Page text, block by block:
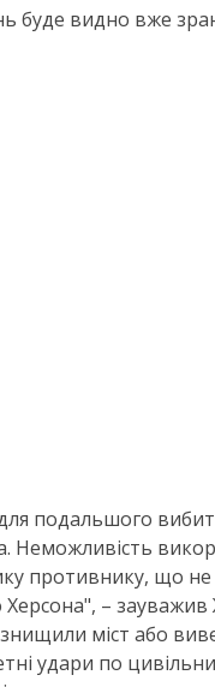
буде видно вже
подальшого
Неможливість
противнику, що
Херсона", –
міст або
удари по